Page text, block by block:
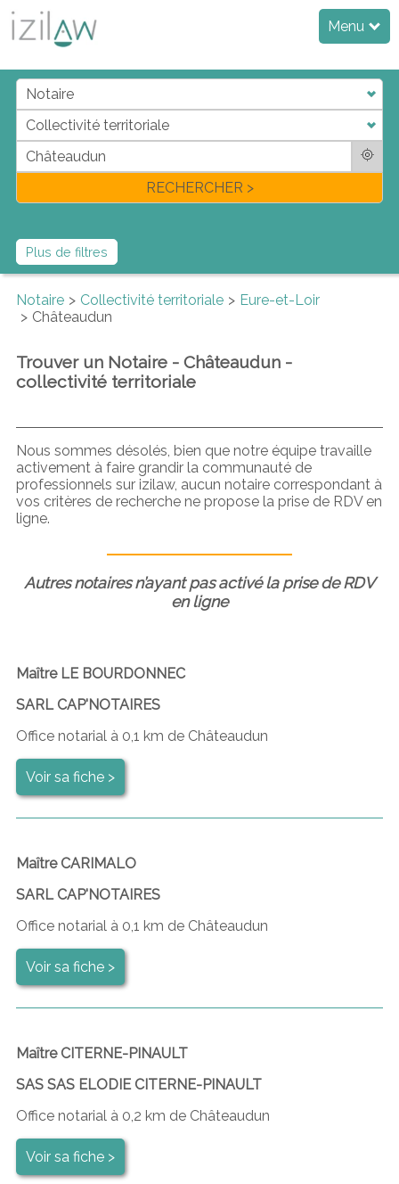
Menu
jdadi
fl
RECHERCHER >
Plus de filtres
Notaire Collectivité territoriale
Eure-et-Loir
Châteaudun
Trouver un Notaire - Châteaudun -
collectivité territoriale
Nous sommes désolés, bien que notre équipe travaille
activement à faire grandir la communauté de
professionnels sur izilaw, aucun notaire correspondant à
vos critères de recherche ne propose la prise de RDV en
ligne.
Autres notaires n’ayant pas activé la prise de RDV
en ligne
Maître LE BOURDONNEC
SARL CAP'NOTAIRES
Office notarial à 0,1 km de Châteaudun
Voir sa fiche >
Maître CARIMALO
SARL CAP'NOTAIRES
Office notarial à 0,1 km de Châteaudun
Voir sa fiche >
Maître CITERNE-PINAULT
SAS SAS ELODIE CITERNE-PINAULT
Office notarial à 0,2 km de Châteaudun
Voir sa fiche >